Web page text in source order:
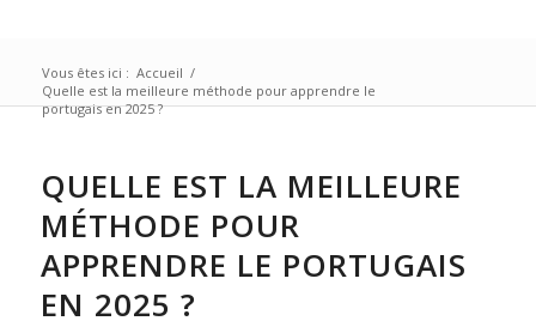
Vous êtes ici : Accueil /
Quelle est la meilleure méthode pour apprendre le
portugais en 2025 ?
QUELLE EST LA MEILLEURE
MÉTHODE POUR
APPRENDRE LE PORTUGAIS
EN 2025 ?